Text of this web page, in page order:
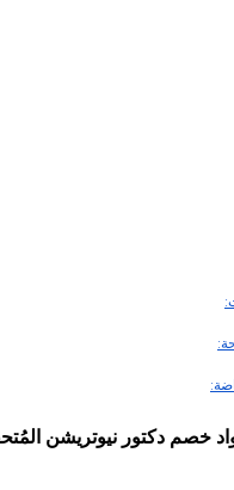
خصم دكتور نيوتريشن